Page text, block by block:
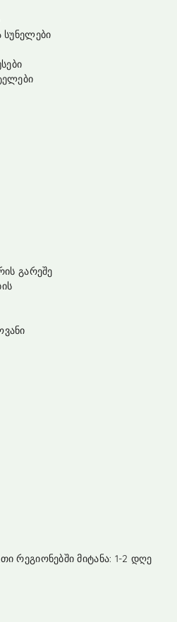
გარეშე
რეგიონებში მიტანა: 1-2 დღე